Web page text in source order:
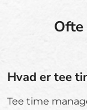
Hvad er tee
Tee time